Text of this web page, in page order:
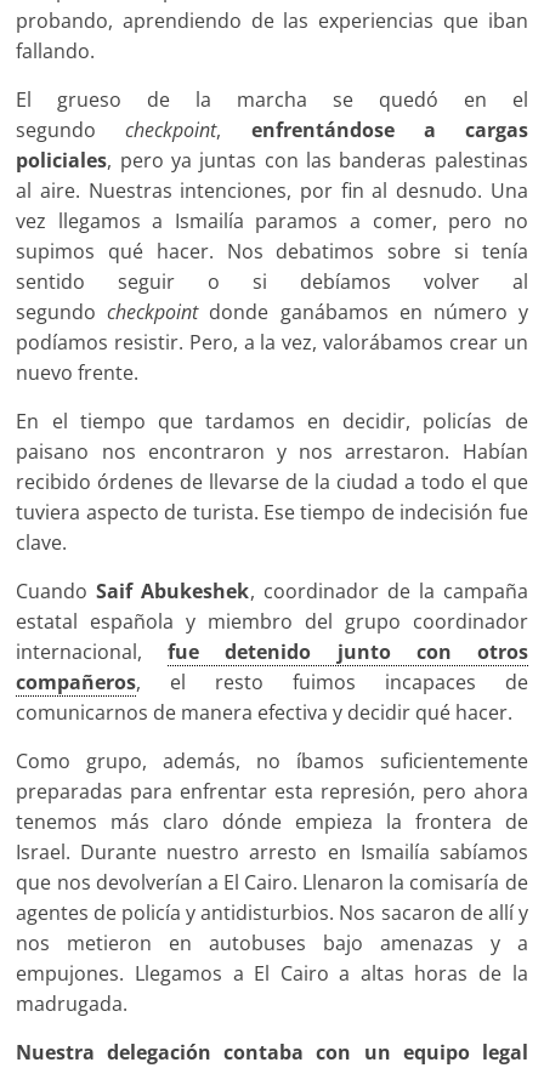
probando, aprendiendo de las experiencias que iban
fallando.
El grueso de la marcha se quedó en el
segundocheckpoint, enfrentándose a cargas
policiales, pero ya juntas con las banderas palestinas
al aire. Nuestras intenciones, por fin al desnudo. Una
vez llegamos a Ismailía paramos a comer, pero no
supimos qué hacer. Nos debatimos sobre si tenía
sentido seguir o si debíamos volver al
segundocheckpointdonde ganábamos en número y
podíamos resistir. Pero, a la vez, valorábamos crear un
nuevo frente.
En el tiempo que tardamos en decidir, policías de
paisano nos encontraron y nos arrestaron. Habían
recibido órdenes de llevarse de la ciudad a todo el que
tuviera aspecto de turista. Ese tiempo de indecisión fue
clave.
CuandoSaif Abukeshek, coordinador de la campaña
estatal española y miembro del grupo coordinador
internacional,fue detenido junto con otros
compañeros, el resto fuimos incapaces de
comunicarnos de manera efectiva y decidir qué hacer.
Como grupo, además, no íbamos suficientemente
preparadas para enfrentar esta represión, pero ahora
tenemos más claro dónde empieza la frontera de
Israel. Durante nuestro arresto en Ismailía sabíamos
que nos devolverían a El Cairo. Llenaron la comisaría de
agentes de policía y antidisturbios. Nos sacaron de allí y
nos metieron en autobuses bajo amenazas y a
empujones. Llegamos a El Cairo a altas horas de la
madrugada.
Nuestra delegación contaba con un equipo legal